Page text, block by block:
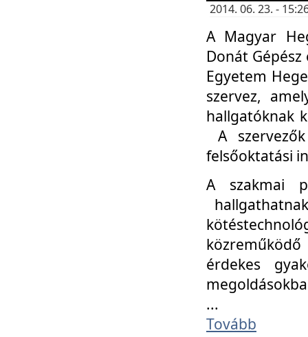
2014. 06. 23. -
A Magyar
Donát
Egyetem
szervez,
hallgatóknak
A
felsőoktatási
A szakmai
érdekes
...
Tovább